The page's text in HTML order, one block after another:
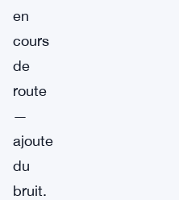
en
cours
de
route
—
ajoute
du
bruit.